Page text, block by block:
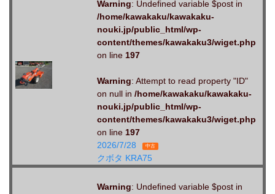
Warning: Undefined variable $post in
/home/kawakaku/kawakaku-
nouki.jp/public_html/wp-
content/themes/kawakaku3/wiget.php
on line 197
Warning: Attempt to read property "ID"
on null in /home/kawakaku/kawakaku-
nouki.jp/public_html/wp-
content/themes/kawakaku3/wiget.php
on line 197
2026/7/28
中古
クボタ KRA75
Warning: Undefined variable $post in